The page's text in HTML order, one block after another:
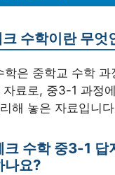
수학이란 무엇
학은 중학교 수학 과
료로, 중3-1 과정
해 놓은 자료입니
수학 중3-1 답
나요?